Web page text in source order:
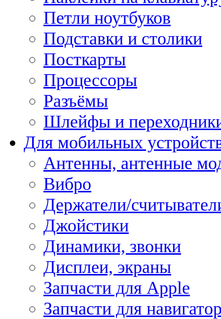
Петли ноутбуков
Подставки и столики
Посткарты
Процессоры
Разъёмы
Шлейфы и
Для мобильных
Антенны, антенные
Вибро
Держатели/
Джойстики
Динамики, звонки
Дисплеи, экраны
Запчасти для Apple
Запчасти для